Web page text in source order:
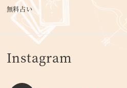
無料占い
Instagram